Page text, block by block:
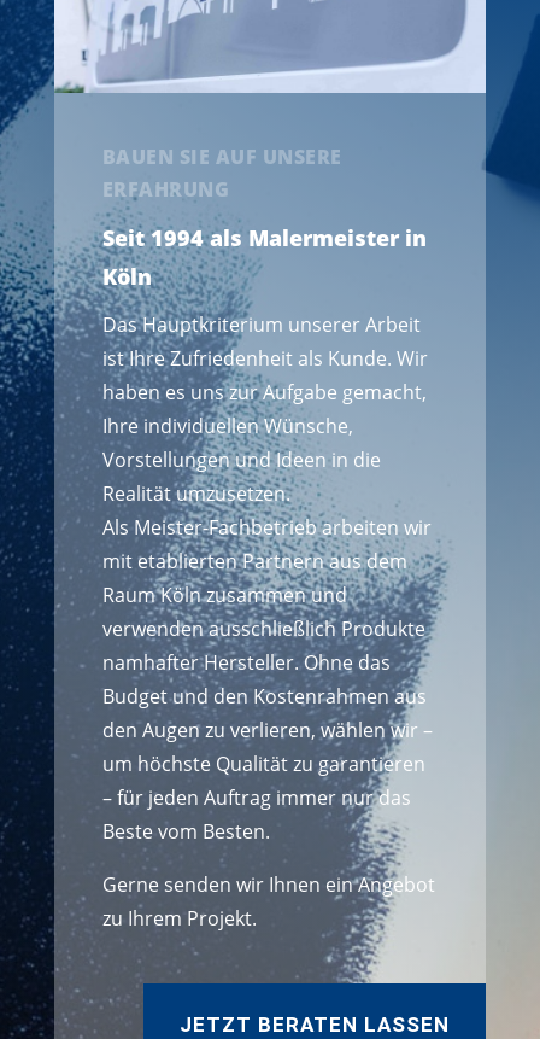
BAUEN SIE AUF UNSERE
ERFAHRUNG
Seit 1994 als Malermeister in
Köln
Das Hauptkriterium unserer Arbeit
ist Ihre Zufriedenheit als Kunde. Wir
haben es uns zur Aufgabe gemacht,
Ihre individuellen Wünsche,
Vorstellungen und Ideen in die
Realität umzusetzen.
Als Meister-Fachbetrieb arbeiten wir
mit etablierten Partnern aus dem
Raum Köln zusammen und
verwenden ausschließlich Produkte
namhafter Hersteller. Ohne das
Budget und den Kostenrahmen aus
den Augen zu verlieren, wählen wir –
um höchste Qualität zu garantieren
– für jeden Auftrag immer nur das
Beste vom Besten.
Gerne senden wir Ihnen ein Angebot
zu Ihrem Projekt.
JETZT BERATEN LASSEN